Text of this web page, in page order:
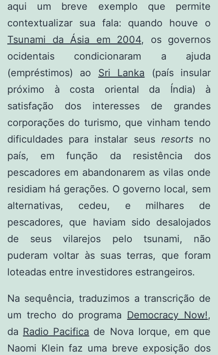
aqui um breve exemplo que permite
contextualizar sua fala: quando houve o
Tsunami da Ásia em 2004, os governos
ocidentais condicionaram a ajuda
(empréstimos) ao Sri Lanka (país insular
próximo à costa oriental da Índia) à
satisfação dos interesses de grandes
corporações do turismo, que vinham tendo
dificuldades para instalar seus resortsno
país, em função da resistência dos
pescadores em abandonarem as vilas onde
residiam há gerações. O governo local, sem
alternativas, cedeu, e milhares de
pescadores, que haviam sido desalojados
de seus vilarejos pelo tsunami, não
puderam voltar às suas terras, que foram
loteadas entre investidores estrangeiros.
Na sequência, traduzimos a transcrição de
um trecho do programa Democracy Now!,
da Radio Pacifica de Nova Iorque, em que
Naomi Klein faz uma breve exposição dos